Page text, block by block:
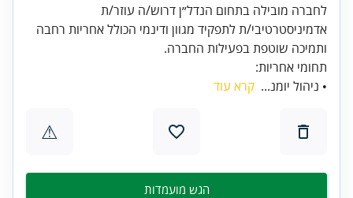
לחברה מובילה בתחום הנדל״ן דרוש/ה עוזר/ת
אדמיניסטרטיבי/ת לתפקיד מגוון ודינמי הכולל אחריות רחבה
ותמיכה שוטפת בפעילות החברה.
תחומי אחריות:
• ניהול יומנ... קרא עוד
⚠
הגש מועמדות